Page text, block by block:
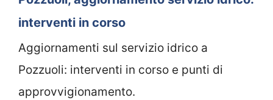
interventi in corso
Aggiornamenti sul servizio idrico a
Pozzuoli: interventi in corso e punti di
approvvigionamento.